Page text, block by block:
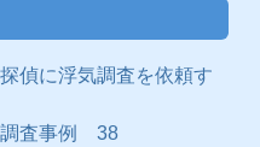
に浮気調査を依頼す
査事例 38